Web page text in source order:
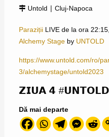
Untold ∣ Cluj-Napoca
ParazițiiLIVE de la ora
Alchemy Stageby UNTOLD
https://www.untold.com/ro/
3/alchemystage/untold2023
𝗭𝗜𝗨𝗔 𝟰
Dă mai departe